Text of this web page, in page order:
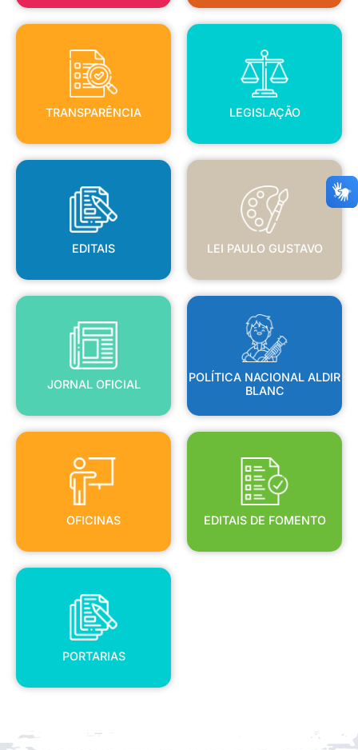
TRANSPARÊNCIA
TRANSPARÊNCIA
LEGISLAÇÃO
LEGISLAÇÃO
EDITAIS
EDITAIS
LEI PAULO GUSTAVO
LEI PAULO GUSTAVO
JORNAL OFICIAL
JORNAL OFICIAL
POLÍTICA NACIONAL ALDIR
BLANC
POLÍTICA NACIONAL ALDIR
BLANC
OFICINAS
OFICINAS
EDITAIS DE FOMENTO
EDITAIS DE FOMENTO
PORTARIAS
PORTARIAS